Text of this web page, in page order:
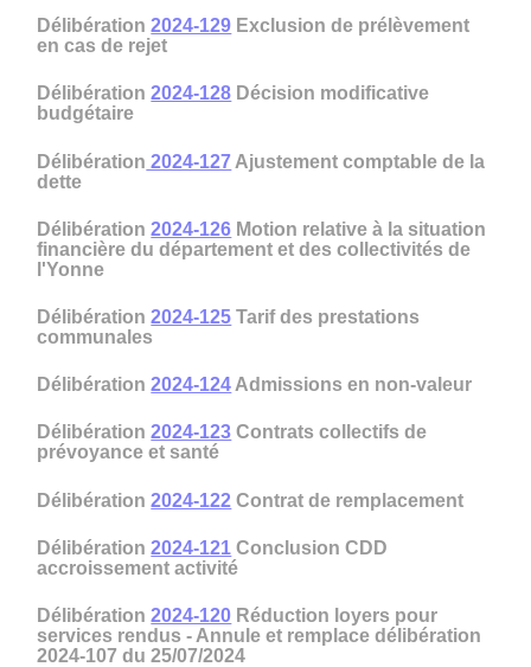
Délibération2024-129 Exclusion de prélèvement
en cas de rejet
Délibération2024-128 Décision modificative
budgétaire
Délibération 2024-127 Ajustement comptable de la
dette
Délibération2024-126 Motion relative à la situation
financière du département et des collectivités de
l'Yonne
Délibération2024-125 Tarif des prestations
communales
Délibération2024-124 Admissions en non-valeur
Délibération2024-123 Contrats collectifs de
prévoyance et santé
Délibération2024-122 Contrat de remplacement
Délibération2024-121 Conclusion CDD
accroissement activité
Délibération2024-120 Réduction loyers pour
services rendus - Annule et remplace délibération
2024-107 du 25/07/2024